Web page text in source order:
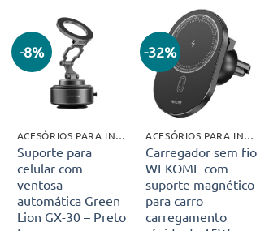
-8%
Adicionar
aos meus
desejos
ACESÓRIOS PARA INTERIOR
Suporte para
celular com
ventosa
automática Green
Lion GX-30 – Preto
-32%
Adicionar
aos meus
desejos
ACESÓRIOS PARA INTERIOR
Carregador sem fio
WEKOME com
suporte magnético
para carro
carregamento